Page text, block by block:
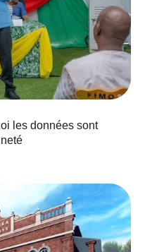
les données sont